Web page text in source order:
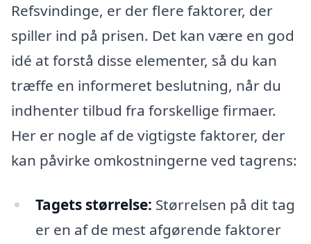
Refsvindinge, er der flere faktorer, der
spiller ind på prisen. Det kan være en god
idé at forstå disse elementer, så du kan
træffe en informeret beslutning, når du
indhenter tilbud fra forskellige firmaer.
Her er nogle af de vigtigste faktorer, der
kan påvirke omkostningerne ved tagrens:
Tagets størrelse: Størrelsen på dit tag
er en af de mest afgørende faktorer